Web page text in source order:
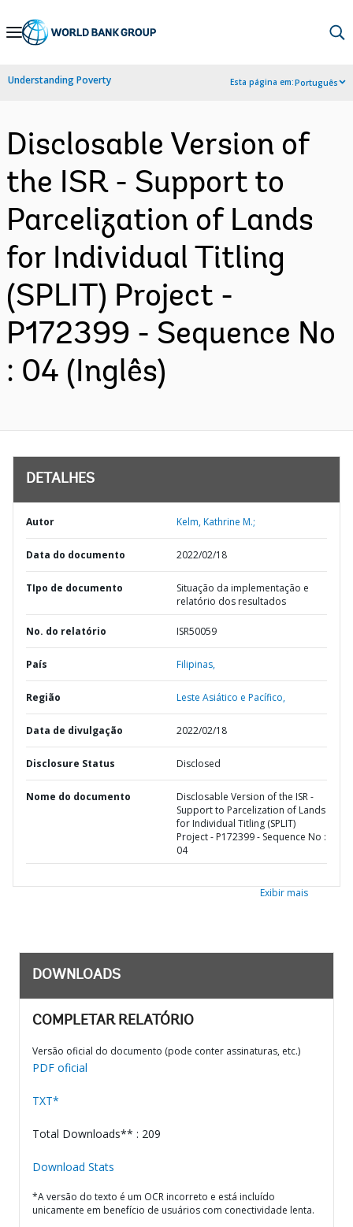
Skip
Navigation
Understanding Poverty Esta página em:Português
Disclosable Version of
the ISR - Support to
Parcelization of Lands
for Individual Titling
(SPLIT) Project -
P172399 - Sequence No
: 04 (Inglês)
DETALHES
Autor Kelm, Kathrine M.;
Data do documento 2022/02/18
TIpo de documento
Situação da implementação e
relatório dos resultados
No. do relatório ISR50059
País Filipinas,
Região Leste Asiático e Pacífico,
Data de divulgação 2022/02/18
Disclosure Status Disclosed
Nome do documento
Disclosable Version of the ISR -
Support to Parcelization of Lands
for Individual Titling (SPLIT)
Project - P172399 - Sequence No :
04
Exibir mais
DOWNLOADS
COMPLETAR RELATÓRIO
Versão oficial do documento (pode conter assinaturas, etc.)
PDF oficial
TXT*
Total Downloads** : 209
Download Stats
*A versão do texto é um OCR incorreto e está incluído
unicamente em benefício de usuários com conectividade lenta.